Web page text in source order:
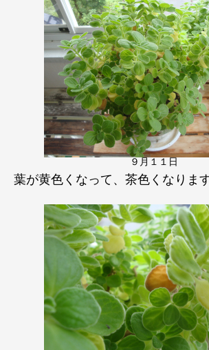
９月１１日
葉が黄色くなって、茶色くなります